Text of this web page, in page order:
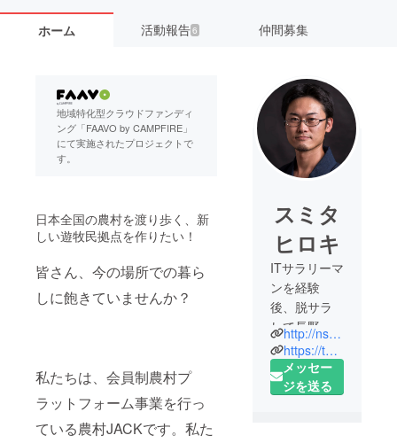
ホーム 活動報告6 仲間募集
地域特化型クラウドファンディ
ング「FAAVO by CAMPFIRE」
にて実施されたプロジェクトで
す。
日本全国の農村を渡り歩く、新
しい遊牧民拠点を作りたい！
皆さん、今の場所での暮ら
しに飽きていませんか？
私たちは、会員制農村プ
ラットフォーム事業を行っ
ている農村JACKです。私た
スミタ
ヒロキ
ITサラリーマ
ンを経験
後、脱サラ
して長野県
にIターンを
して農業を
開始しまし
http://ns-jack.com/
https://twitter.com/sumita_hiroki
メッセー
ジを送る